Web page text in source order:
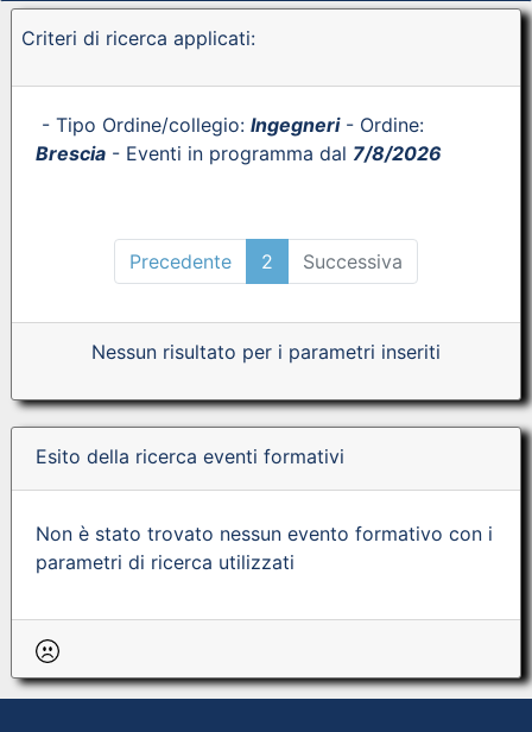
Criteri di ricerca applicati:
- Tipo Ordine/collegio: Ingegneri- Ordine:
Brescia - Eventi in programma dal 7/8/2026
Precedente 2 Successiva
Nessun risultato per i parametri inseriti
Esito della ricerca eventi formativi
Non è stato trovato nessun evento formativo con i
parametri di ricerca utilizzati